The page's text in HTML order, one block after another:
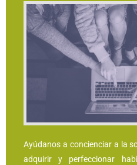
Ayúdanos a concienciar a la
adquirir y perfeccionar